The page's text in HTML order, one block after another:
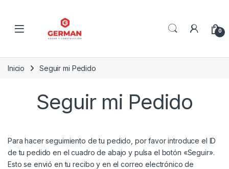
0
Inicio Seguir mi Pedido
Seguir mi Pedido
Para hacer seguimiento de tu pedido, por favor introduce el ID
de tu pedido en el cuadro de abajo y pulsa el botón «Seguir».
Esto se envió en tu recibo y en el correo electrónico de